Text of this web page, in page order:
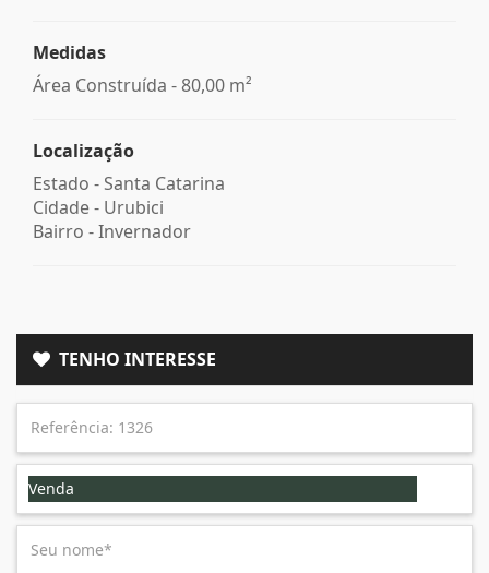
Medidas
Área Construída - 80,00 m²
Localização
Estado - Santa Catarina
Cidade - Urubici
Bairro -Invernador
TENHO INTERESSE
Venda